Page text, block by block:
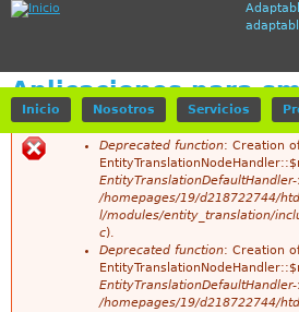
Jump to
Aplicaciones para
Deprecated function: Creation
/homepages/19/d218722744/
l/modules/entity_translation/
c).
Deprecated function: Creation
/homepages/19/d218722744/
Inicio Nosotros Servicios